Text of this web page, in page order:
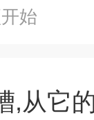
始
,从它